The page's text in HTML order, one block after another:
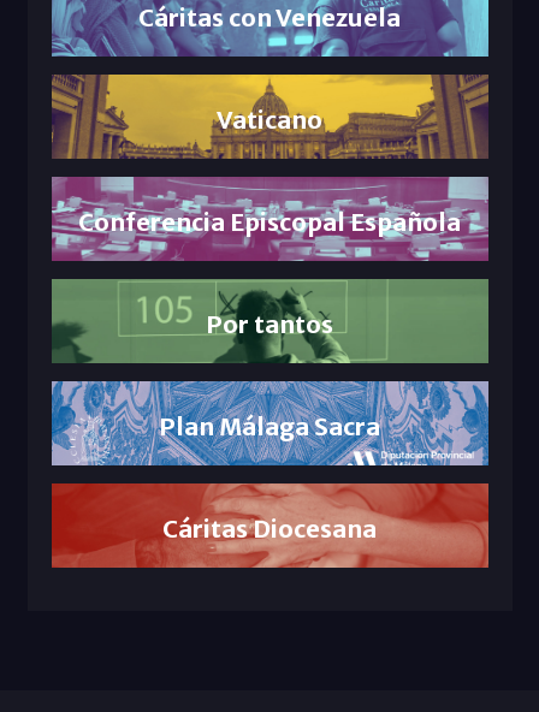
Cáritas con Venezuela
Vaticano
Conferencia Episcopal Española
Por tantos
Plan Málaga Sacra
Cáritas Diocesana